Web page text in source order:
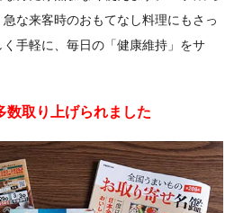
な来客時のおもてなし料理にもさっ
手軽に、毎日の「健康維持」をサ
数取り上げられました